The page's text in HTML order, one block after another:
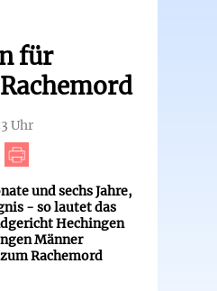
für
Uhr
und sechs Jahre,
- so lautet das
Hechingen
Männer
Rachemord